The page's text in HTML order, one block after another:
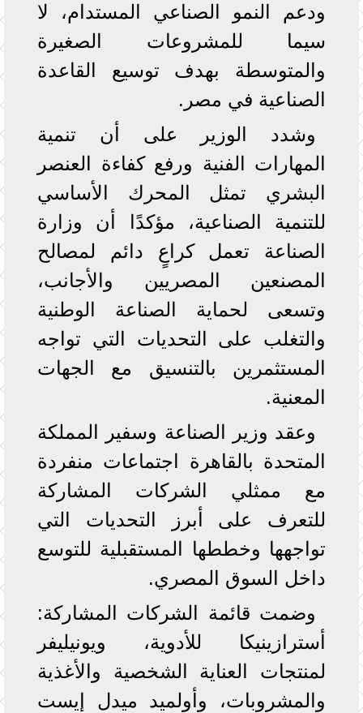
ودعم النمو الصناعي المستدام، لا
سيما للمشروعات الصغيرة
والمتوسطة بهدف توسيع القاعدة
الصناعية في مصر.
وشدد الوزير على أن تنمية
المهارات الفنية ورفع كفاءة العنصر
البشري تمثل المحرك الأساسي
للتنمية الصناعية، مؤكدًا أن وزارة
الصناعة تعمل كراعٍ دائم لمصالح
المصنعين المصريين والأجانب،
وتسعى لحماية الصناعة الوطنية
والتغلب على التحديات التي تواجه
المستثمرين بالتنسيق مع الجهات
المعنية.
وعقد وزير الصناعة وسفير المملكة
المتحدة بالقاهرة اجتماعات منفردة
مع ممثلي الشركات المشاركة
للتعرف على أبرز التحديات التي
تواجهها وخططها المستقبلية للتوسع
داخل السوق المصري.
وضمت قائمة الشركات المشاركة:
أسترازينيكا للأدوية، ويونيليفر
لمنتجات العناية الشخصية والأغذية
والمشروبات، وأولميد ميدل إيست